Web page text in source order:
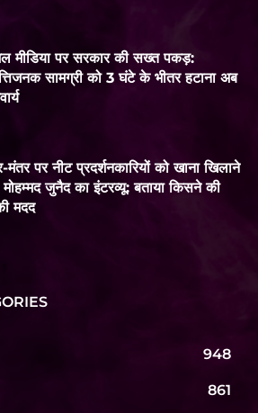
मीडिया पर सरकार की सख्त पकड़:
सामग्री को 3 घंटे के भीतर हटाना अब
मंतर पर नीट प्रदर्शनकारियों को खाना खिलाने
मोहम्मद जुनैद का इंटरव्यू: बताया किसने की
मदद
948
861